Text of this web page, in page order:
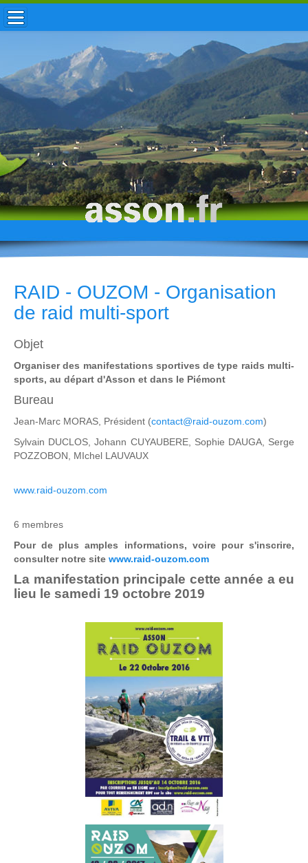
ACCUEIL / INFOS
MUNICIPALITÉ
VIE LOCALE
ENFANCE
TOURISME
HISTOIRE
RAID - OUZOM - Organisation
de raid multi-sport
Objet
Organiser des manifestations sportives de type raids multi-
sports, au départ d'Asson et dans le Piémont
Bureau
Jean-Marc MORAS, Président (contact@raid-ouzom.com)
Sylvain DUCLOS, Johann CUYAUBERE, Sophie DAUGA, Serge
POZZOBON, MIchel LAUVAUX
www.raid-ouzom.com
6 membres
Pour de plus amples informations, voire pour s'inscrire,
consulter notre site www.raid-ouzom.com
La manifestation principale cette année a eu
lieu le samedi 19 octobre 2019